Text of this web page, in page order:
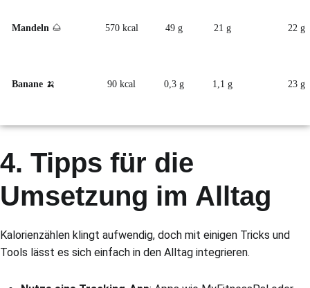
Mandeln 🌰 570 kcal 49 g 21 g 22 g
Banane 🍌 90 kcal 0,3 g 1,1 g 23 g
4. Tipps für die
Umsetzung im Alltag
Kalorienzählen klingt aufwendig, doch mit einigen Tricks und
Tools lässt es sich einfach in den Alltag integrieren.